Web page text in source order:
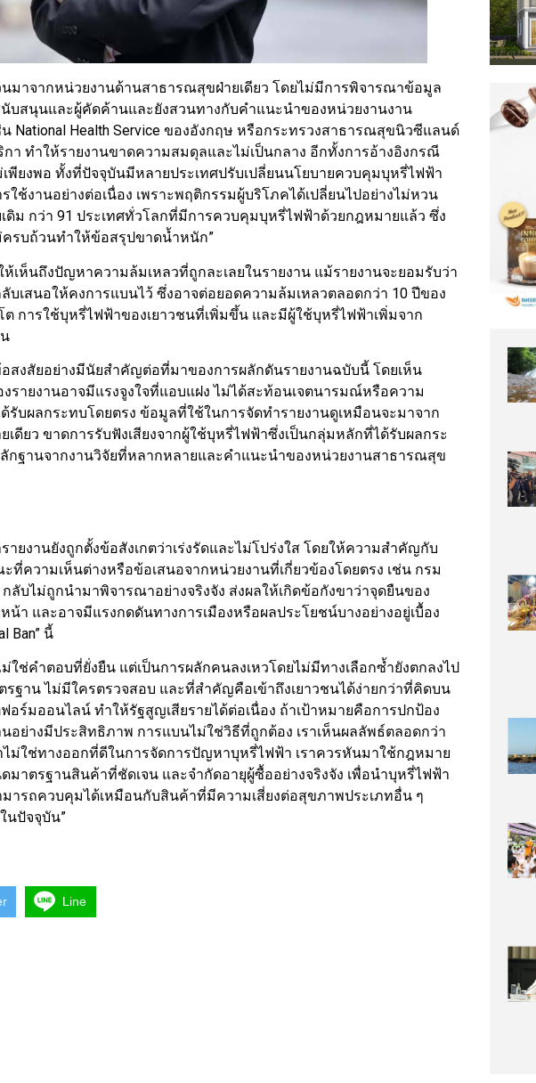
มาจากหน่วยงานด้านสาธารณสุขฝ่ายเดียว โดยไม่มีการพิจารณาข้อมูล
บสนุนและผู้คัดค้านและยังสวนทางกับคำแนะนำของหน่วยงานงาน
National Health Service ของอังกฤษ หรือกระทรวงสาธารณสุขนิวซีแลนด์
กา ทำให้รายงานขาดความสมดุลและไม่เป็นกลาง อีกทั้งการอ้างอิงกรณี
เพียงพอ ทั้งที่ปัจจุบันมีหลายประเทศปรับเปลี่ยนนโยบายควบคุมบุหรี่ไฟฟ้า
ใช้งานอย่างต่อเนื่อง เพราะพฤติกรรมผู้บริโภคได้เปลี่ยนไปอย่างไม่หวน
ม กว่า 91 ประเทศทั่วโลกที่มีการควบคุมบุหรี่ไฟฟ้าด้วยกฎหมายแล้ว ซึ่ง
ครบถ้วนทำให้ข้อสรุปขาดน้ำหนัก”
เห็นถึงปัญหาความล้มเหลวที่ถูกละเลยในรายงาน แม้รายงานจะยอมรับว่า
เสนอให้คงการแบนไว้ ซึ่งอาจต่อยอดความล้มเหลวตลอดกว่า 10 ปีของ
การใช้บุหรี่ไฟฟ้าของเยาวชนที่เพิ่มขึ้น และมีผู้ใช้บุหรี่ไฟฟ้าเพิ่มจาก
สงสัยอย่างมีนัยสำคัญต่อที่มาของการผลักดันรายงานฉบับนี้ โดยเห็น
รายงานอาจมีแรงจูงใจที่แอบแฝง ไม่ได้สะท้อนเจตนารมณ์หรือความ
รับผลกระทบโดยตรง ข้อมูลที่ใช้ในการจัดทำรายงานดูเหมือนจะมาจาก
ดียว ขาดการรับฟังเสียงจากผู้ใช้บุหรี่ไฟฟ้าซึ่งเป็นกลุ่มหลักที่ได้รับผลกระ
กฐานจากงานวิจัยที่หลากหลายและคำแนะนำของหน่วยงานสาธารณสุข
ยงานยังถูกตั้งข้อสังเกตว่าเร่งรัดและไม่โปร่งใส โดยให้ความสำคัญกับ
ที่ความเห็นต่างหรือข้อเสนอจากหน่วยงานที่เกี่ยวข้องโดยตรง เช่น กรม
ลับไม่ถูกนำมาพิจารณาอย่างจริงจัง ส่งผลให้เกิดข้อกังขาว่าจุดยืนของ
น้า และอาจมีแรงกดดันทางการเมืองหรือผลประโยชน์บางอย่างอยู่เบื้อง
Ban” นี้
ม่ใช่คำตอบที่ยั่งยืน แต่เป็นการผลักคนลงเหวโดยไม่มีทางเลือกซ้ำยังตกลงไป
ฐาน ไม่มีใครตรวจสอบ และที่สำคัญคือเข้าถึงเยาวชนได้ง่ายกว่าที่คิดบน
ร์มออนไลน์ ทำให้รัฐสูญเสียรายได้ต่อเนื่อง ถ้าเป้าหมายคือการปกป้อง
อย่างมีประสิทธิภาพ การแบนไม่ใช่วิธีที่ถูกต้อง เราเห็นผลลัพธ์ตลอดกว่า
ไม่ใช่ทางออกที่ดีในการจัดการปัญหาบุหรี่ไฟฟ้า เราควรหันมาใช้กฎหมาย
มาตรฐานสินค้าที่ชัดเจน และจำกัดอายุผู้ซื้ออย่างจริงจัง เพื่อนำบุหรี่ไฟฟ้า
ารถควบคุมได้เหมือนกับสินค้าที่มีความเสี่ยงต่อสุขภาพประเภทอื่น ๆ
นปัจจุบัน”
Line